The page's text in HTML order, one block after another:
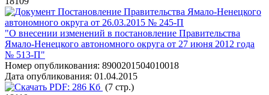
Постановление Правительства Ямало-Ненецкого
автономного округа от 26.03.2015 № 245-П
"О внесении изменений в постановление Правительства
Ямало-Ненецкого автономного округа от 27 июня 2012 года
№ 513-П"
Номер опубликования: 8900201504010018
Дата опубликования: 01.04.2015
PDF: 286 Кб (7 стр.)